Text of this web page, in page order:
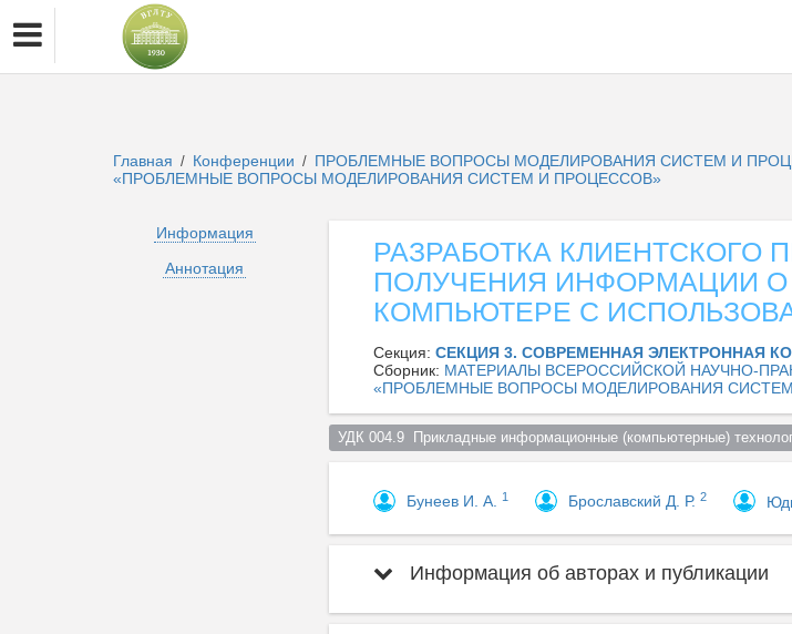
Главная / Конференции / ПРОБЛЕМНЫЕ ВОПРОСЫ МОДЕЛИРОВАНИЯ СИСТЕМ И
«ПРОБЛЕМНЫЕ ВОПРОСЫ МОДЕЛИРОВАНИЯ СИСТЕМ И ПРОЦЕССОВ»
Информация
Аннотация
РАЗРАБОТКА КЛИЕНТСКОГО
ПОЛУЧЕНИЯ ИНФОРМАЦИИ
КОМПЬЮТЕРЕ С
Секция: СЕКЦИЯ 3. СОВРЕМЕННАЯ ЭЛЕКТРОННАЯ
Сборник: МАТЕРИАЛЫ ВСЕРОССИЙСКОЙ НАУЧНО-
«ПРОБЛЕМНЫЕ ВОПРОСЫ МОДЕЛИРОВАНИЯ
УДК 004.9  Прикладные информационные (компьютерные)
Бунеев И. А. 1 Брославский Д. Р. 2
Информация об авторах и публикации